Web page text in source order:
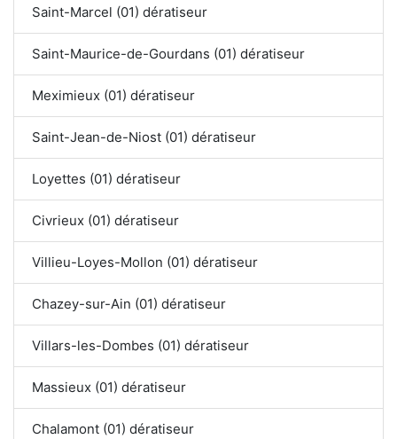
Saint-Marcel (01) dératiseur
Saint-Maurice-de-Gourdans (01) dératiseur
Meximieux (01) dératiseur
Saint-Jean-de-Niost (01) dératiseur
Loyettes (01) dératiseur
Civrieux (01) dératiseur
Villieu-Loyes-Mollon (01) dératiseur
Chazey-sur-Ain (01) dératiseur
Villars-les-Dombes (01) dératiseur
Massieux (01) dératiseur
Chalamont (01) dératiseur